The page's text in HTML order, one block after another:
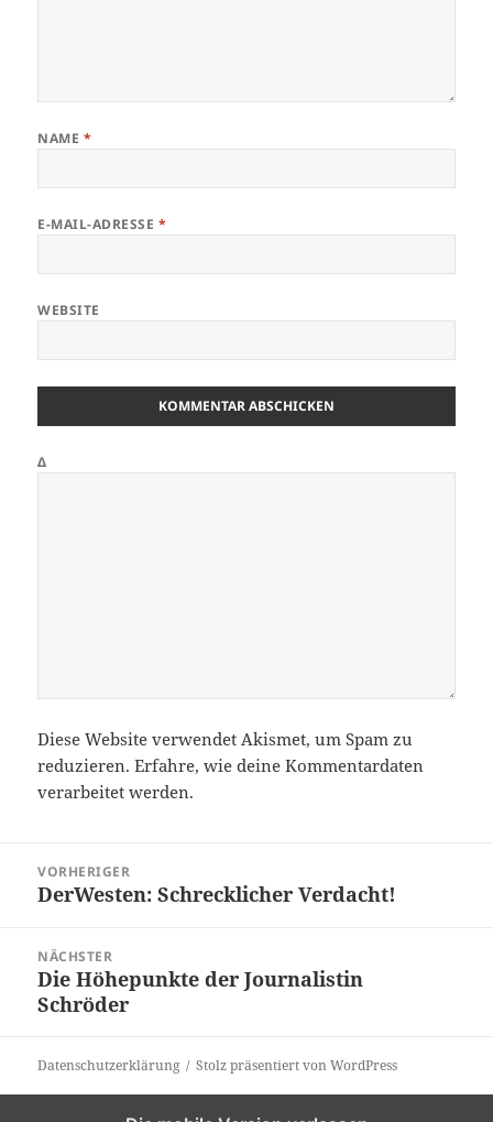
NAME *
E-MAIL-ADRESSE *
WEBSITE
Δ
Diese Website verwendet Akismet, um Spam zu
reduzieren.Erfahre, wie deine Kommentardaten
verarbeitet werden.
VORHERIGER
Vorheriger
DerWesten: Schrecklicher Verdacht!
NÄCHSTER
Nächster
Beitrag:
Die Höhepunkte der Journalistin
Schröder
Datenschutzerklärung Stolz präsentiert von WordPress